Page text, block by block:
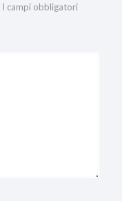
I campi obbligatori